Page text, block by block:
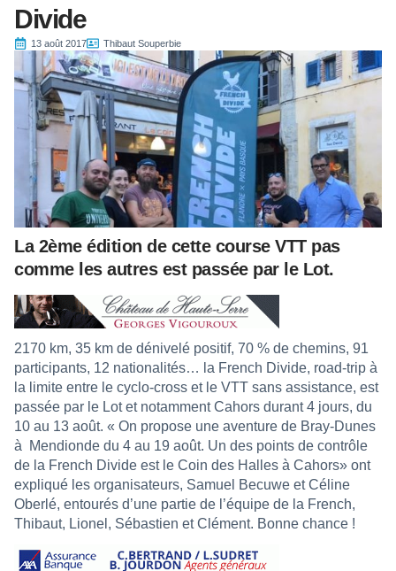
Divide
13 août 2017 Thibaut Souperbie
La 2ème édition de cette course VTT pas
comme les autres est passée par le Lot.
2170 km, 35 km de dénivelé positif, 70 % de chemins, 91
participants, 12 nationalités… la French Divide, road-trip à
la limite entre le cyclo-cross et le VTT sans assistance, est
passée par le Lot et notamment Cahors durant 4 jours, du
10 au 13 août. « On propose une aventure de Bray-Dunes
à Mendionde du 4 au 19 août. Un des points de contrôle
de la French Divide est le Coin des Halles à Cahors» ont
expliqué les organisateurs, Samuel Becuwe et Céline
Oberlé, entourés d’une partie de l’équipe de la French,
Thibaut, Lionel, Sébastien et Clément. Bonne chance !